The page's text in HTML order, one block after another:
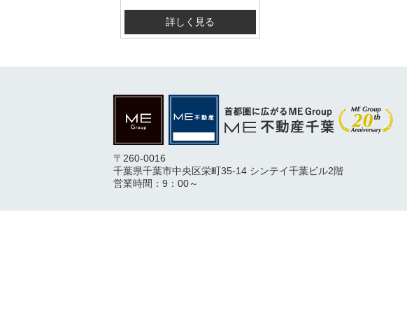
詳しく見る
〒260-0016
千葉県千葉市中央区栄町35-14 シンテイ千葉ビル2階
営業時間：9：00～